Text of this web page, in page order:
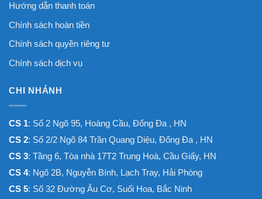
Hướng dẫn thanh toán
Chính sách hoàn tiền
Chính sách quyền riêng tư
Chính sách dịch vụ
CHI NHÁNH
CS 1: Số 2 Ngõ 95, Hoàng Cầu, Đống Đa , HN
CS 2: Số 2/2 Ngõ 84 Trần Quang Diệu, Đống Đa , HN
CS 3: Tầng 6, Tòa nhà 17T2 Trung Hoà, Cầu Giấy, HN
CS 4: Ngõ 2B, Nguyễn Bính, Lạch Tray, Hải Phòng
CS 5: Số 32 Đường Âu Cơ, Suối Hoa, Bắc Ninh